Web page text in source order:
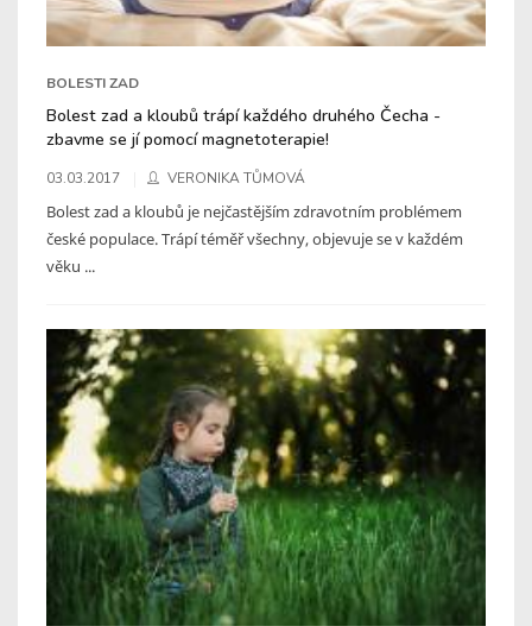
BOLESTI ZAD
Bolest zad a kloubů trápí každého druhého Čecha -
zbavme se jí pomocí magnetoterapie!
03.03.2017 VERONIKA TŮMOVÁ
Bolest zad a kloubů je nejčastějším zdravotním problémem
české populace. Trápí téměř všechny, objevuje se v každém
věku ...